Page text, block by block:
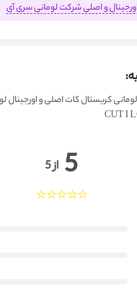
و اصلی شرکت لومانی سری آی
CUT I
5 از 5